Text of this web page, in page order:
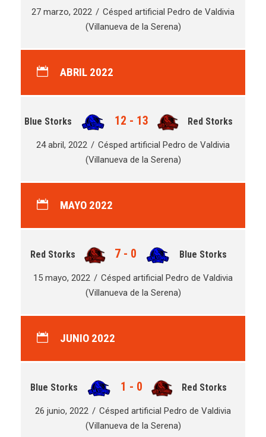
27 marzo, 2022
Césped artificial Pedro de Valdivia
(Villanueva de la Serena)
ABRIL 2022
Blue Storks 12 - 13 Red Storks
24 abril, 2022
Césped artificial Pedro de Valdivia
(Villanueva de la Serena)
MAYO 2022
Red Storks 7 - 0 Blue Storks
15 mayo, 2022
Césped artificial Pedro de Valdivia
(Villanueva de la Serena)
JUNIO 2022
Blue Storks 1 - 0 Red Storks
26 junio, 2022
Césped artificial Pedro de Valdivia
(Villanueva de la Serena)